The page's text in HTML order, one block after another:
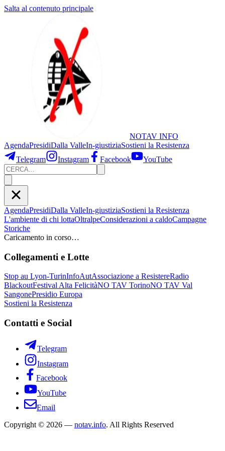
Salta al contenuto principale
NOTAV INFO
AgendaPresidiDalla ValleIn-giustiziaSostieni la Resistenza
Telegram
Instagram Facebook YouTube
AgendaPresidiDalla ValleIn-giustiziaSostieni la Resistenza
L'ambiente di chi lottaOltralpeConsiderazioni a caldoCampagne
Storiche
Caricamento in corso…
Collegamenti e Lotte
Stop au Lyon-TurinInfoAutAssociazione a ResistereRadio
BlackoutFestival Alta FelicitàNO TAV TorinoNO TAV Val
SangonePresidio Europa
Sostieni la Resistenza
Contatti e Social
Telegram
Instagram
Facebook
YouTube
Email
Copyright © 2026 — notav.info. All Rights Reserved